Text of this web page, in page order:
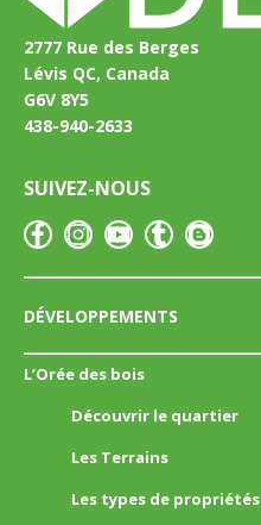
2777 Rue des Berges
Lévis QC, Canada
G6V 8Y5
438-940-2633
SUIVEZ-NOUS
DÉVELOPPEMENTS
L’Orée des bois
Découvrir le quartier
Les Terrains
Les types de propriétés